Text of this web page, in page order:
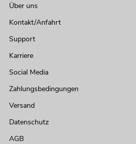
Über uns
Kontakt/Anfahrt
Support
Karriere
Social Media
Zahlungsbedingungen
Versand
Datenschutz
AGB